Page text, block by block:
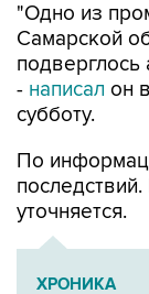
"Одно из
Самарской
подверглось
- написал он
субботу.
По
уточняется.
ХРОНИКА